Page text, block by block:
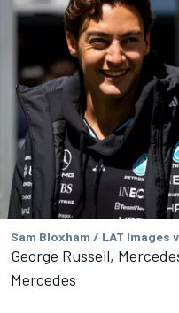
Sam Bloxham / LAT Images
George Russell,
Mercedes